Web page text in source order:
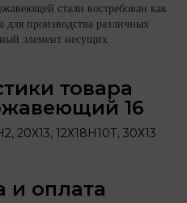
стали востребован как
для производства различных
элемент несущих
товара
16
20Х13, 12Х18Н10Т, 30Х13
и оплата